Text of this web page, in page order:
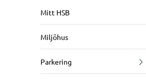
Mitt HSB
Miljöhus
Parkering